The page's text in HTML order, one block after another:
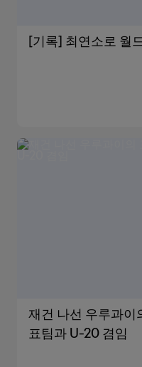
[기록] 최연소로 월
재건 나선 우루과이
표팀과 U-20 겸임